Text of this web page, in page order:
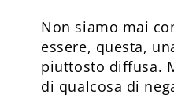
Non siamo mai
essere, questa,
piuttosto diffusa.
di qualcosa di